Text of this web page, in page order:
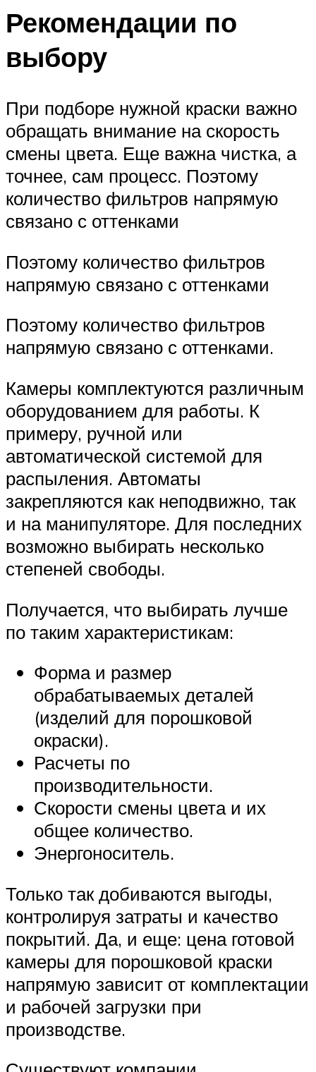
Рекомендации по
выбору
При подборе нужной краски важно
обращать внимание на скорость
смены цвета. Еще важна чистка, а
точнее, сам процесс. Поэтому
количество фильтров напрямую
связано с оттенками
Поэтому количество фильтров
напрямую связано с оттенками
Поэтому количество фильтров
напрямую связано с оттенками.
Камеры комплектуются различным
оборудованием для работы. К
примеру, ручной или
автоматической системой для
распыления. Автоматы
закрепляются как неподвижно, так
и на манипуляторе. Для последних
возможно выбирать несколько
степеней свободы.
Получается, что выбирать лучше
по таким характеристикам:
Форма и размер
обрабатываемых деталей
(изделий для порошковой
окраски).
Расчеты по
производительности.
Скорости смены цвета и их
общее количество.
Энергоноситель.
Только так добиваются выгоды,
контролируя затраты и качество
покрытий. Да, и еще: цена готовой
камеры для порошковой краски
напрямую зависит от комплектации
и рабочей загрузки при
производстве.